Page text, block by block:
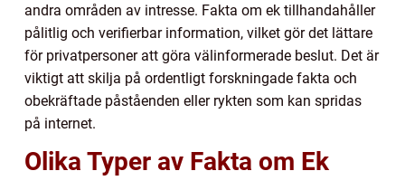
andra områden av intresse. Fakta om ek tillhandahåller
pålitlig och verifierbar information, vilket gör det lättare
för privatpersoner att göra välinformerade beslut. Det är
viktigt att skilja på ordentligt forskningade fakta och
obekräftade påståenden eller rykten som kan spridas
på internet.
Olika Typer av Fakta om Ek